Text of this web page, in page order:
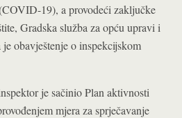
19), a provodeći zaključke
Gradska služba za opću upravi i
obavještenje o inspekcijskom
je sačinio Plan aktivnosti
mjera za sprječavanje